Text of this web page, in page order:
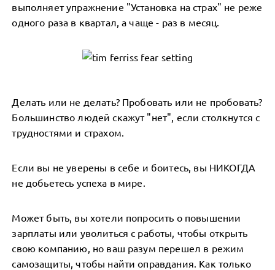
выполняет упражнение "Установка на страх" не реже
одного раза в квартал, а чаще - раз в месяц.
Делать или не делать? Пробовать или не пробовать?
Большинство людей скажут "нет", если столкнутся с
трудностями и страхом.
Если вы не уверены в себе и боитесь, вы НИКОГДА
не добьетесь успеха в мире.
Может быть, вы хотели попросить о повышении
зарплаты или уволиться с работы, чтобы открыть
свою компанию, но ваш разум перешел в режим
самозащиты, чтобы найти оправдания. Как только